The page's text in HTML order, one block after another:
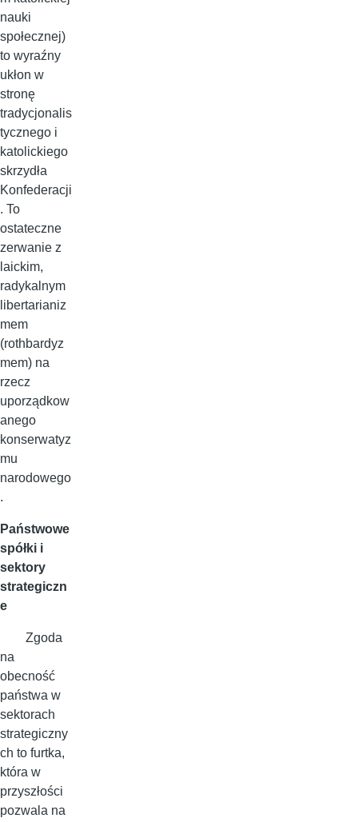
nauki
społecznej)
to wyraźny
ukłon w
stronę
tradycjonalis
tycznego i
katolickiego
skrzydła
Konfederacji
. To
ostateczne
zerwanie z
laickim,
radykalnym
libertarianiz
mem
(rothbardyz
mem) na
rzecz
uporządkow
anego
konserwatyz
mu
narodowego
.
Państwowe
spółki i
sektory
strategiczn
e
Zgoda
na
obecność
państwa w
sektorach
strategiczny
ch to furtka,
która w
przyszłości
pozwala na